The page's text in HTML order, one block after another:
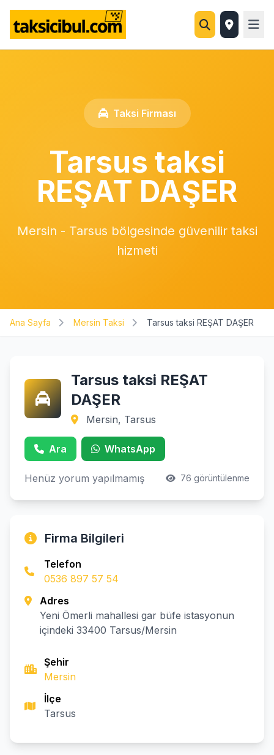
Taksi Firması
Tarsus taksi
REŞAT DAŞER
Mersin - Tarsus bölgesinde güvenilir taksi
hizmeti
Ana Sayfa Mersin Taksi Tarsus taksi REŞAT DAŞER
Tarsus taksi REŞAT
DAŞER
Mersin, Tarsus
Ara WhatsApp
Henüz yorum yapılmamış 76 görüntülenme
Firma Bilgileri
Telefon
0536 897 57 54
Adres
Yeni Ömerli mahallesi gar büfe istasyonun
içindeki 33400 Tarsus/Mersin
Şehir
Mersin
İlçe
Tarsus